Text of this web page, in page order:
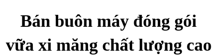
Bán buôn máy đóng gói
vữa xi măng chất lượng cao